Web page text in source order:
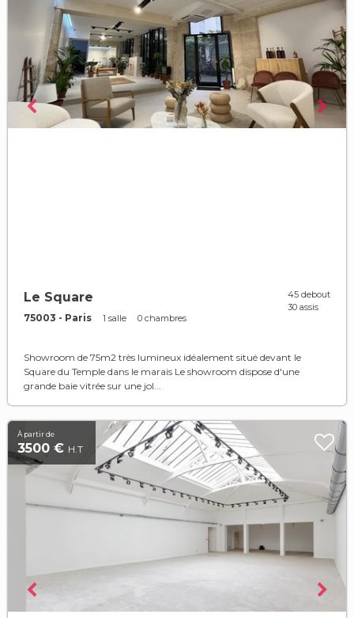
Le Square
75003 - Paris 1 salle 0 chambres
45 debout
30 assis
Showroom de 75m2 très lumineux idéalement situé devant le
Square du Temple dans le marais Le showroom dispose d'une
grande baie vitrée sur une jol...
À partir de
3500 € H.T